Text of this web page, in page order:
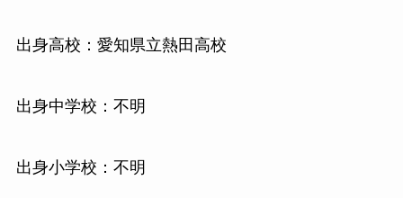
出身高校：愛知県立熱田高校
出身中学校：不明
出身小学校：不明